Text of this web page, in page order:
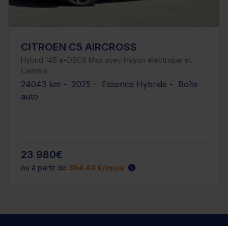
CITROEN C5 AIRCROSS
Hybrid 145 e-DSC6 Max avec Hayon électrique et
Caméra
24043 km - 2025 - Essence Hybride - Boîte
auto
23 980€
ou à partir de 394.44 €/mois